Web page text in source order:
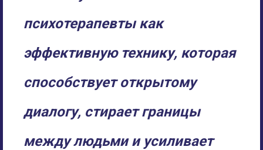
психотерапевты как
эффективную технику, которая
способствует открытому
диалогу, стирает границы
между людьми и усиливает